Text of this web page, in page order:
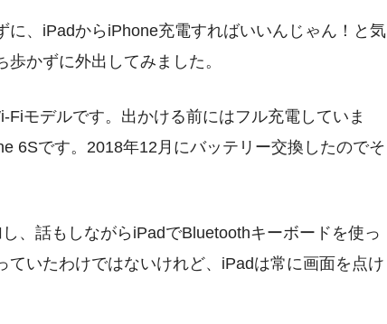
に、iPadからiPhone充電すればいいんじゃん！と気
かずに外出してみました。
Fiモデルです。出かける前にはフル充電していま
6Sです。2018年12月にバッテリー交換したのでそ
、話もしながらiPadでBluetoothキーボードを使っ
ていたわけではないけれど、iPadは常に画面を点け